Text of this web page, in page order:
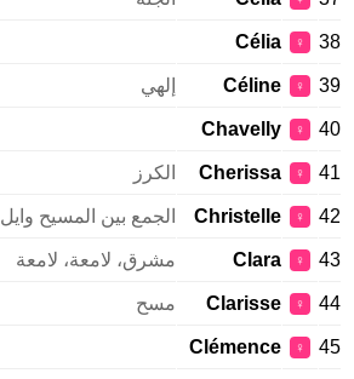
38
♀
Célia
39
♀
Céline إلهي
40
♀
Chavelly
41
♀
Cherissa الكرز
42
♀
Christelle الجمع بين المسيح وايل
43
♀
Clara مشرق، لامعة، لامعة
44
♀
Clarisse مسح
45
♀
Clémence